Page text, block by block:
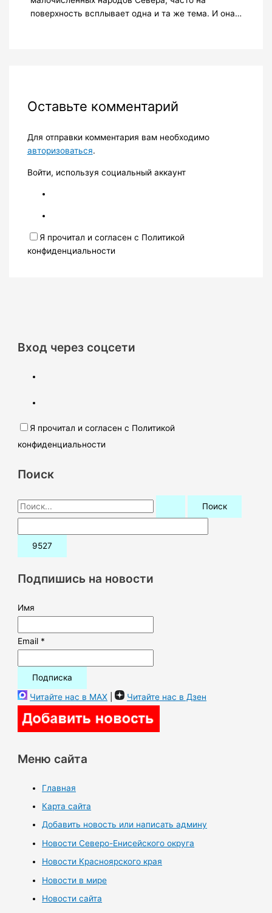
поверхность всплывает одна и та же тема. И она…
Оставьте комментарий
Для отправки комментария вам необходимо
авторизоваться.
Войти, используя социальный аккаунт
Я прочитал и согласен с Политикой
конфиденциальности
Вход через соцсети
Я прочитал и согласен с Политикой
конфиденциальности
Поиск
П
о
и
:Подпишись на новости
Имя
Email *
Читайте нас в MAX | Читайте нас в Дзен
Меню сайта
Главная
Карта сайта
Добавить новость или написать админу
Новости Северо-Енисейского округа
Новости Красноярского края
Новости в мире
Новости сайта